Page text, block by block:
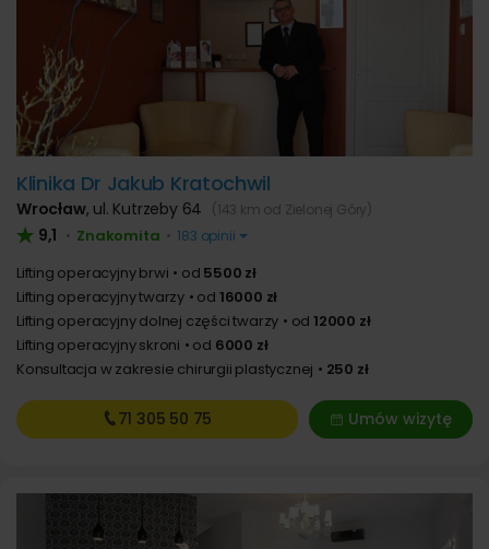
Klinika Dr Jakub Kratochwil
Wrocław, ul. Kutrzeby 64 (143 km od Zielonej Góry)
9,1 • Znakomita • 183 opinii
Lifting operacyjny brwi od 5500 zł
Lifting operacyjny twarzy
od 16000 zł
Lifting operacyjny dolnej części twarzy
od 12000 zł
Lifting operacyjny skroni
od 6000 zł
Konsultacja w zakresie chirurgii plastycznej
250 zł
Umów wizytę
71 305 50 75